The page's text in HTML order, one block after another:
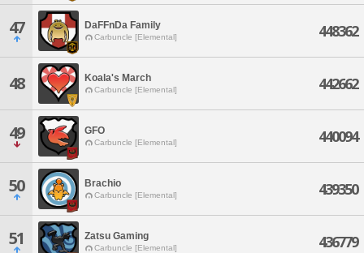
47 DaFFnDa Family
Carbuncle [Elemental] 448362
48 Koala's March
Carbuncle [Elemental] 442662
49 GFO
Carbuncle [Elemental] 440094
50 Brachio
Carbuncle [Elemental] 439350
51 Zatsu Gaming
Carbuncle [Elemental] 436779